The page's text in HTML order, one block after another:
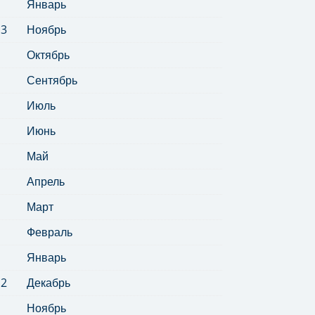
Январь
Ноябрь
Октябрь
Сентябрь
Июль
Июнь
Май
Апрель
Март
Февраль
Январь
Декабрь
Ноябрь